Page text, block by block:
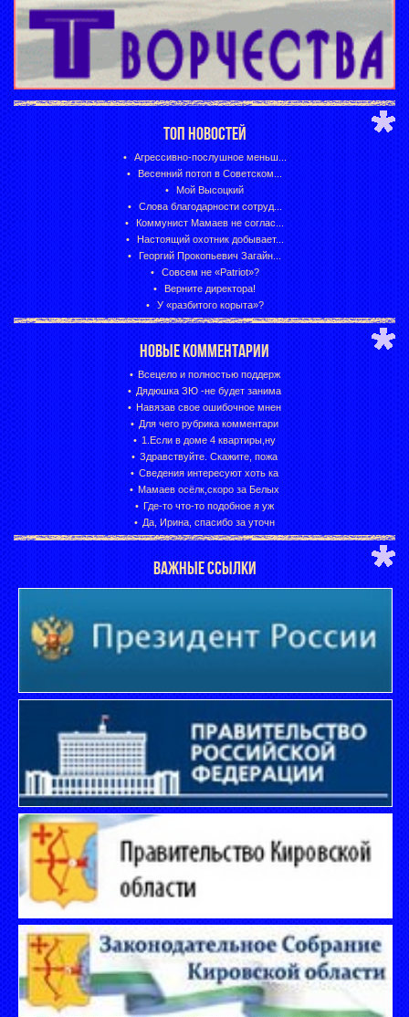
ТОП НОВОСТЕЙ
Агрессивно-послушное меньш...
Весенний потоп в Советском...
Мой Высоцкий
Слова благодарности сотруд...
Коммунист Мамаев не соглас...
Настоящий охотник добывает...
Георгий Прокопьевич Загайн...
Совсем не «Patriot»?
Верните директора!
У «разбитого корыта»?
НОВЫЕ КОММЕНТАРИИ
Всецело и полностью поддерж
Дядюшка ЗЮ -не будет занима
Навязав свое ошибочное мнен
Для чего рубрика комментари
1.Если в доме 4 квартиры,ну
Здравствуйте. Скажите, пожа
Сведения интересуют хоть ка
Мамаев осёлк,скоро за Белых
Где-то что-то подобное я уж
Да, Ирина, спасибо за уточн
ВАЖНЫЕ ССЫЛКИ